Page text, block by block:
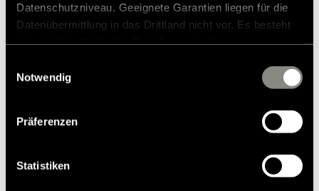
Datenschutzniveau. Geeignete Garantien liegen für die
Datenübermittlung in das Drittland nicht vor. Es besteht
zustehen. Eingesetzte Dienstleister können Daten für
zusammenführen. Weitere Informationen finden Sie in
unsererDatenschutzerklärung
. Akzeptieren Sie oder
Einstellungen aus, erteilen Sie uns Ihre Einwilligung zur
Verarbeitung Ihrer Daten zu den genannten Zwecken. Die
Notwendig
Präferenzen
Statistiken